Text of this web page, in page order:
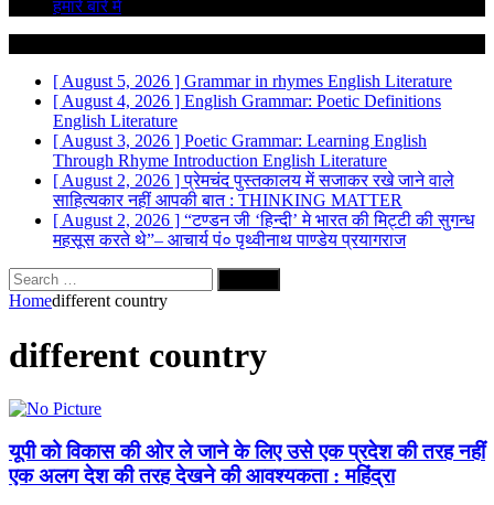
हमारे बारे में
[ August 5, 2026 ] Grammar in rhymes English Literature
[ August 4, 2026 ] English Grammar: Poetic Definitions
English Literature
[ August 3, 2026 ] Poetic Grammar: Learning English
Through Rhyme Introduction English Literature
[ August 2, 2026 ]प्रेमचंद पुस्तकालय में सजाकर रखे जाने वाले
साहित्यकार नहीं आपकी बात : THINKING MATTER
[ August 2, 2026 ] “टण्डन जी ‘हिन्दी’ मे भारत की मिट्टी की सुगन्ध
महसूस करते थे”– आचार्य पं० पृथ्वीनाथ पाण्डेयप्रयागराज
Search
for:
Homedifferent country
different country
यूपी को विकास की ओर ले जाने के लिए उसे एक प्रदेश की तरह नहीं
एक अलग देश की तरह देखने की आवश्यकता : महिंद्रा